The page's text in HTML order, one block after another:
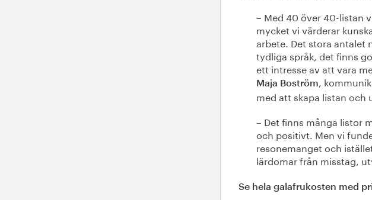
– Med 40 över 40-listan
mycket vi värderar
arbete. Det stora antalet
tydliga språk, det finns
ett intresse av att vara
Maja Boström,
med att skapa listan och
– Det finns många listor
och positivt. Men vi
resonemanget och
lärdomar från misstag,
Se hela galafrukosten med